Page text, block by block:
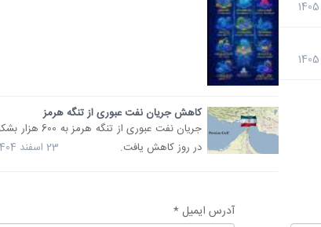
کاهش جریان نفت عبوری از تنگه هرمز
جریان نفت عبوری از تنگه هرمز به 600
در روز کاهش یافت.
23 اسفند 1404
آدرس ایمیل *